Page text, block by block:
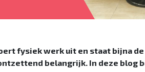
fysiek werk uit en staat bijna
belangrijk. In deze blog